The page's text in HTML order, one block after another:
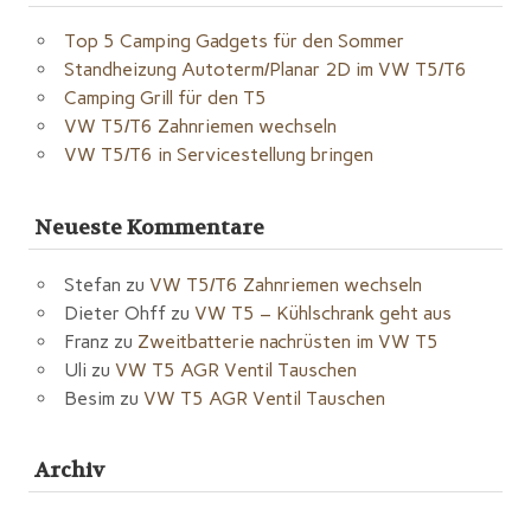
Top 5 Camping Gadgets für den Sommer
Standheizung Autoterm/Planar 2D im VW T5/T6
Camping Grill für den T5
VW T5/T6 Zahnriemen wechseln
VW T5/T6 in Servicestellung bringen
Neueste Kommentare
Stefan zu VW T5/T6 Zahnriemen wechseln
Dieter Ohff zu VW T5 – Kühlschrank geht aus
Franz zu Zweitbatterie nachrüsten im VW T5
Uli zu VW T5 AGR Ventil Tauschen
Besim zu VW T5 AGR Ventil Tauschen
Archiv